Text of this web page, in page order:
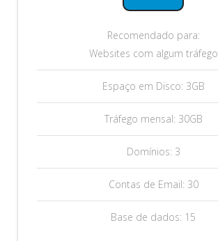
Recomendado para:
Websites com algum tráfego
Espaço em Disco: 3GB
Tráfego mensal: 30GB
Domínios: 3
Contas de Email: 30
Base de dados: 15